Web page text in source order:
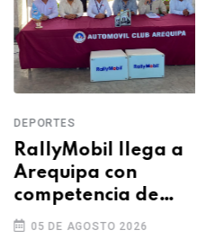
DEPORTES
RallyMobil llega a
Arequipa con
competencia de
velocidad en rutas
05 DE AGOSTO 2026